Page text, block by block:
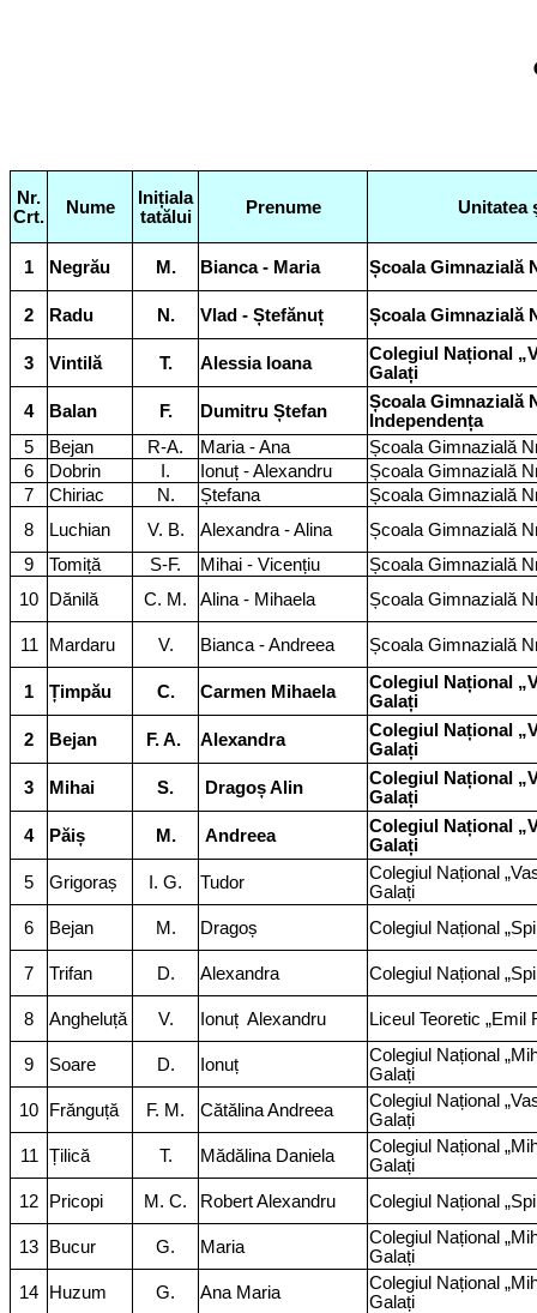
Nr.
Crt.
Nume
Inițiala
tatălui
Prenume Unitatea
1 Negrău M. Bianca - Maria Școala Gimnazială
2 Radu N. Vlad - Ștefănuț Școala Gimnazială
3 Vintilă T. Alessia Ioana
Colegiul Național
Galați
4
Balan F. Dumitru Ștefan
Școala Gimnazială
Independența
5
Bejan R-A. Maria - Ana
Școala Gimnazială
6
Dobrin I. Ionuț - Alexandru
Școala Gimnazială
7
Chiriac N. Ștefana
Școala Gimnazială
8
Luchian V. B. Alexandra - Alina
Școala Gimnazială
9
Tomiță S-F. Mihai - Vicențiu
Școala Gimnazială
10
Dănilă C. M. Alina - Mihaela Școala Gimnazială
11 Mardaru V. Bianca - Andreea Școala Gimnazială
1 Țimpău C. Carmen Mihaela
Colegiul Național
Galați
2
Bejan F. A. Alexandra
Colegiul Național
Galați
3
Mihai S. Dragoș Alin
Colegiul Național
Galați
4
Păiș M. Andreea
Colegiul Național
Galați
5
Grigoraș I. G. Tudor
Colegiul Național
Galați
6
Bejan M. Dragoș Colegiul Național
7 Trifan D. Alexandra Colegiul Național
8 Angheluță V. Ionuț Alexandru Liceul Teoretic „Emil
9 Soare D. Ionuț
Colegiul Național
Galați
10
Frănguță F. M. Cătălina Andreea
Colegiul Național
Galați
11
Țilică T. Mădălina Daniela
Colegiul Național
Galați
12
Pricopi M. C. Robert Alexandru Colegiul Național
13 Bucur G. Maria
Colegiul Național
Galați
14
Huzum G. Ana Maria
Colegiul Național
Galați